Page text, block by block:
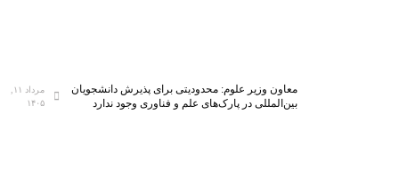
معاون وزیر علوم: محدودیتی برای پذیرش دانشجویان
بین‌المللی در پارک‌های علم و فناوری وجود ندارد
۱۴۰۵